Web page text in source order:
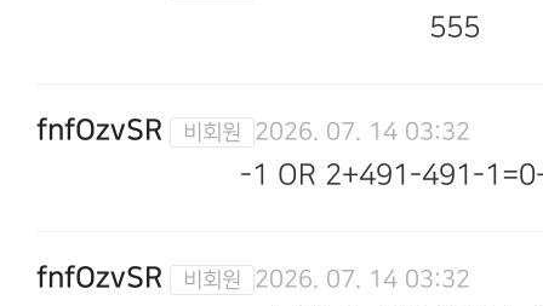
555
fnfOzvSR 2026. 07. 14 03:32
-1 OR 2+491-491-
fnfOzvSR 2026. 07. 14 03:32